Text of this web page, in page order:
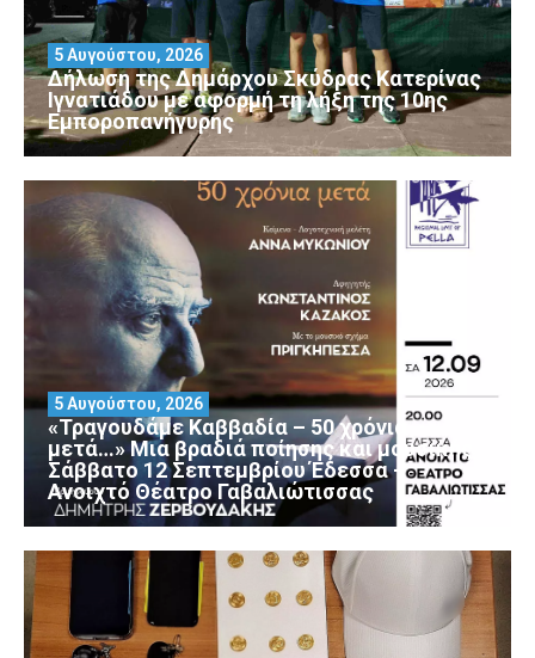
Δήλωση της Δημάρχου Σκύδρας Κατερίνας
Ιγνατιάδου με αφορμή τη λήξη της 10ης
Εμποροπανήγυρης
5 Αυγούστου, 2026
«Τραγουδάμε Καββαδία – 50 χρόνια
μετά…» Μια βραδιά ποίησης και μουσικής
Σάββατο 12 Σεπτεμβρίου Έδεσσα –
Ανοιχτό Θέατρο Γαβαλιώτισσας
5 Αυγούστου, 2026